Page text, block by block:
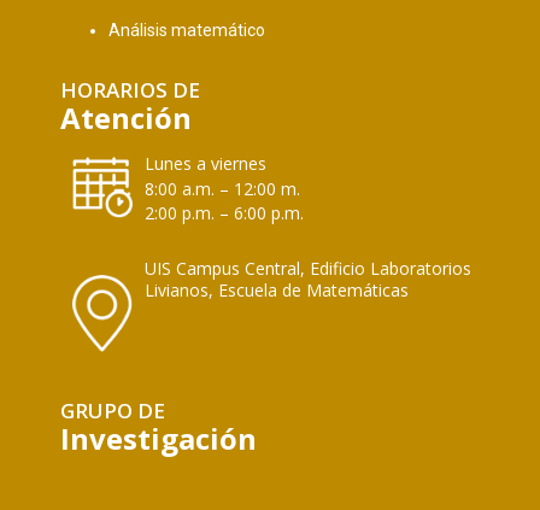
Análisis matemático
HORARIOS DE
Atención
Lunes a viernes
8:00 a.m. – 12:00 m.
2:00 p.m. – 6:00 p.m.
UIS Campus Central, Edificio Laboratorios
Livianos, Escuela de Matemáticas
GRUPO DE
Investigación